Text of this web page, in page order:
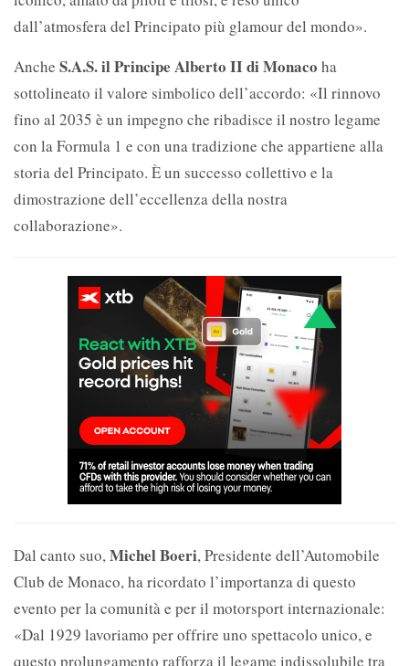
dall’atmosfera del Principato più glamour del mondo».
Anche S.A.S. il Principe Alberto II di Monaco ha
sottolineato il valore simbolico dell’accordo: «Il rinnovo
fino al 2035 è un impegno che ribadisce il nostro legame
con la Formula 1 e con una tradizione che appartiene alla
storia del Principato. È un successo collettivo e la
dimostrazione dell’eccellenza della nostra
collaborazione».
Dal canto suo, Michel Boeri, Presidente dell’Automobile
Club de Monaco, ha ricordato l’importanza di questo
evento per la comunità e per il motorsport internazionale:
«Dal 1929 lavoriamo per offrire uno spettacolo unico, e
questo prolungamento rafforza il legame indissolubile tra